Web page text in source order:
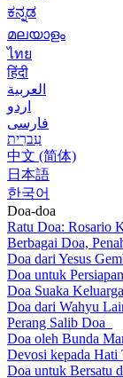
ಕನ್ನಡ
മലയാളം
ไทย
हिंदी
العربية
اردو
فارسی
עִברִית
中文 (简体)
日本語
한국어
Doa-doa
Ratu Doa: Rosario
Berbagai Doa,
Doa dari Yesus
Doa untuk
Doa Suaka
Doa dari Wahyu
Perang Salib Doa
Doa oleh Bunda
Devosi kepada Hati
Doa untuk Bersatu